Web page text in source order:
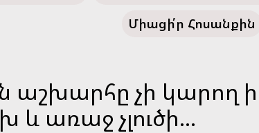
Միացի՛ր Հոսանքին
չի կարող
և առաջ չլուծի...